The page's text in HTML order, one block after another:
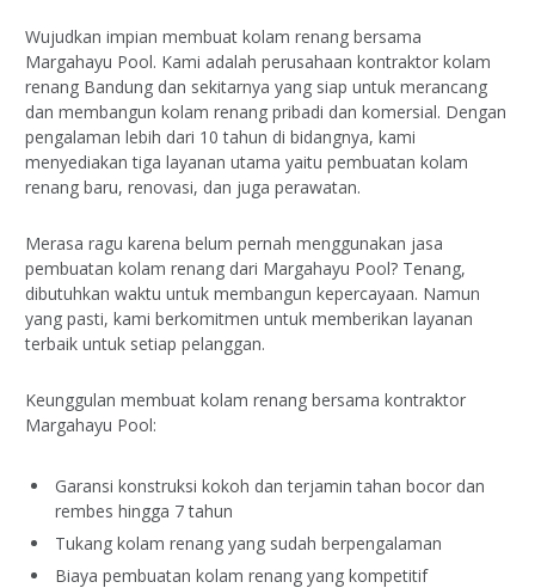
Wujudkan impian membuat kolam renang bersama
Margahayu Pool. Kami adalah perusahaan kontraktor kolam
renang Bandung dan sekitarnya yang siap untuk merancang
dan membangun kolam renang pribadi dan komersial. Dengan
pengalaman lebih dari 10 tahun di bidangnya, kami
menyediakan tiga layanan utama yaitu pembuatan kolam
renang baru, renovasi, dan juga perawatan.
Merasa ragu karena belum pernah menggunakan jasa
pembuatan kolam renang dari Margahayu Pool? Tenang,
dibutuhkan waktu untuk membangun kepercayaan. Namun
yang pasti, kami berkomitmen untuk memberikan layanan
terbaik untuk setiap pelanggan.
Keunggulan membuat kolam renang bersama kontraktor
Margahayu Pool:
Garansi konstruksi kokoh dan terjamin tahan bocor dan
rembes hingga 7 tahun
Tukang kolam renang yang sudah berpengalaman
Biaya pembuatan kolam renang yang kompetitif